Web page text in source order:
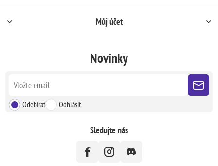
Můj účet
Novinky
Odebírat Odhlásit
Sledujte nás